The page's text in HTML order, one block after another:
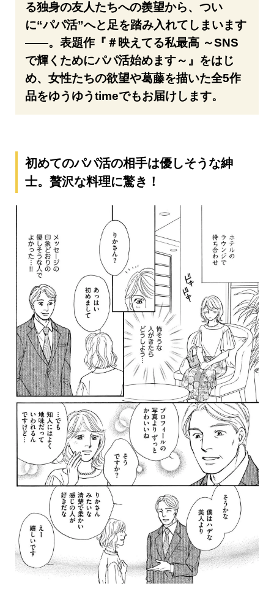
る独身の友人たちへの羨望から、つい
に“パパ活”へと足を踏み入れてしまいます
――。表題作『＃映えてる私最高 ～SNS
で輝くためにパパ活始めます～』をはじ
め、女性たちの欲望や葛藤を描いた全5作
品をゆうゆうtimeでもお届けします。
初めてのパパ活の相手は優しそうな紳
士。贅沢な料理に驚き！